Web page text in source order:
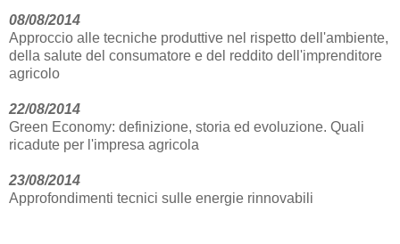
08/08/2014
Approccio alle tecniche produttive nel rispetto dell'ambiente,
della salute del consumatore e del reddito dell'imprenditore
agricolo
22/08/2014
Green Economy: definizione, storia ed evoluzione. Quali
ricadute per l'impresa agricola
23/08/2014
Approfondimenti tecnici sulle energie rinnovabili